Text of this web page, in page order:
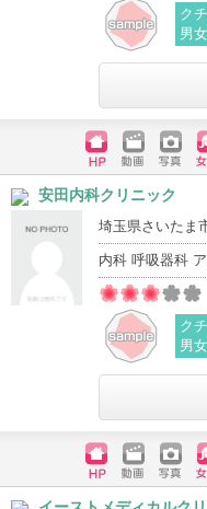
ク
男
ホームペ
ージ
動画 写真
安田内科クリニック
埼玉県さいたま
内科 呼吸器科
ク
男
ホームペ
動画 写真